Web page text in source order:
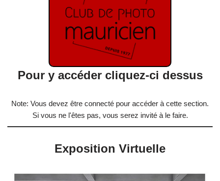
Pour y accéder cliquez-ci dessus
Note: Vous devez être connecté pour accéder à cette section.
Si vous ne l'êtes pas, vous serez invité à le faire.
Exposition Virtuelle